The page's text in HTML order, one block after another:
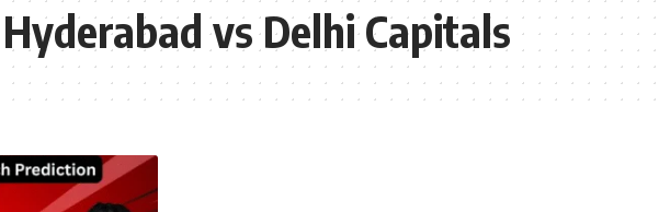
vs Delhi Capitals